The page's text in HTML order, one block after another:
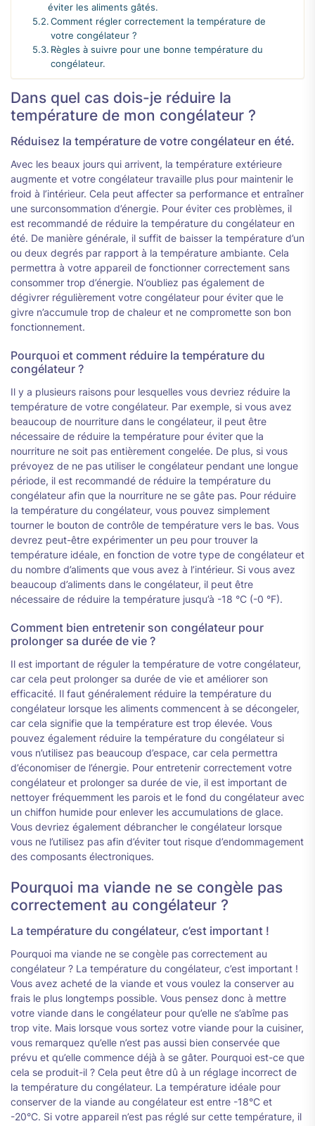
éviter les aliments gâtés.
Comment régler correctement la température de
votre congélateur ?
Règles à suivre pour une bonne température du
congélateur.
Dans quel cas dois-je réduire la
température de mon congélateur ?
Réduisez la température de votre congélateur en été.
Avec les beaux jours qui arrivent, la température extérieure
augmente et votre congélateur travaille plus pour maintenir le
froid à l’intérieur. Cela peut affecter sa performance et entraîner
une surconsommation d’énergie. Pour éviter ces problèmes, il
est recommandé de réduire la température du congélateur en
été. De manière générale, il suffit de baisser la température d’un
ou deux degrés par rapport à la température ambiante. Cela
permettra à votre appareil de fonctionner correctement sans
consommer trop d’énergie. N’oubliez pas également de
dégivrer régulièrement votre congélateur pour éviter que le
givre n’accumule trop de chaleur et ne compromette son bon
fonctionnement.
Pourquoi et comment réduire la température du
congélateur ?
Il y a plusieurs raisons pour lesquelles vous devriez réduire la
température de votre congélateur. Par exemple, si vous avez
beaucoup de nourriture dans le congélateur, il peut être
nécessaire de réduire la température pour éviter que la
nourriture ne soit pas entièrement congelée. De plus, si vous
prévoyez de ne pas utiliser le congélateur pendant une longue
période, il est recommandé de réduire la température du
congélateur afin que la nourriture ne se gâte pas. Pour réduire
la température du congélateur, vous pouvez simplement
tourner le bouton de contrôle de température vers le bas. Vous
devrez peut-être expérimenter un peu pour trouver la
température idéale, en fonction de votre type de congélateur et
du nombre d’aliments que vous avez à l’intérieur. Si vous avez
beaucoup d’aliments dans le congélateur, il peut être
nécessaire de réduire la température jusqu’à -18 °C (-0 °F).
Comment bien entretenir son congélateur pour
prolonger sa durée de vie ?
Il est important de réguler la température de votre congélateur,
car cela peut prolonger sa durée de vie et améliorer son
efficacité. Il faut généralement réduire la température du
congélateur lorsque les aliments commencent à se décongeler,
car cela signifie que la température est trop élevée. Vous
pouvez également réduire la température du congélateur si
vous n’utilisez pas beaucoup d’espace, car cela permettra
d’économiser de l’énergie. Pour entretenir correctement votre
congélateur et prolonger sa durée de vie, il est important de
nettoyer fréquemment les parois et le fond du congélateur avec
un chiffon humide pour enlever les accumulations de glace.
Vous devriez également débrancher le congélateur lorsque
vous ne l’utilisez pas afin d’éviter tout risque d’endommagement
des composants électroniques.
Pourquoi ma viande ne se congèle pas
correctement au congélateur ?
La température du congélateur, c’est important !
Pourquoi ma viande ne se congèle pas correctement au
congélateur ? La température du congélateur, c’est important !
Vous avez acheté de la viande et vous voulez la conserver au
frais le plus longtemps possible. Vous pensez donc à mettre
votre viande dans le congélateur pour qu’elle ne s’abîme pas
trop vite. Mais lorsque vous sortez votre viande pour la cuisiner,
vous remarquez qu’elle n’est pas aussi bien conservée que
prévu et qu’elle commence déjà à se gâter. Pourquoi est-ce que
cela se produit-il ? Cela peut être dû à un réglage incorrect de
la température du congélateur. La température idéale pour
conserver de la viande au congélateur est entre -18°C et
-20°C. Si votre appareil n’est pas réglé sur cette température, il